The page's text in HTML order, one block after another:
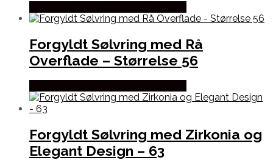
Forgyldt Sølvring med Rå
Overflade – Størrelse 56
Forgyldt Sølvring med Zirkonia og
Elegant Design – 63